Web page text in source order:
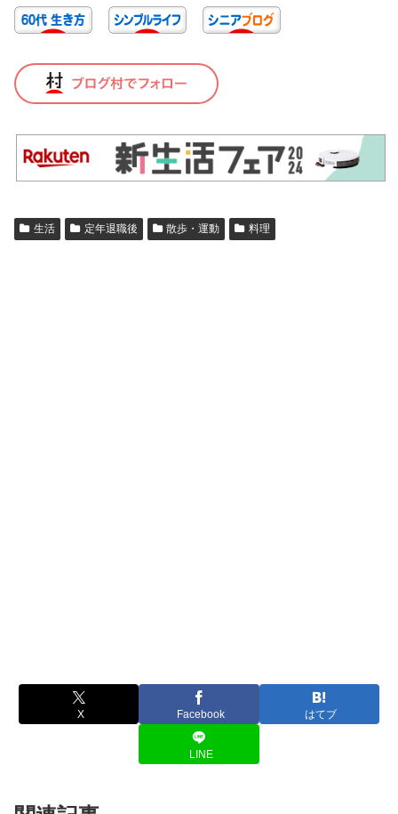
生活 定年退職後 散歩・運動 料理
X Facebook はてブ
LINE